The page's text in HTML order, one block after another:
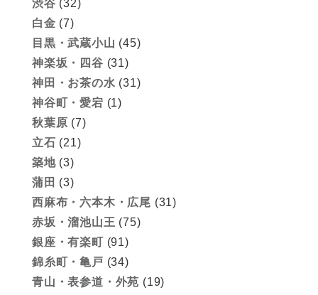
渋谷 (32)
白金 (7)
目黒・武蔵小山 (45)
神楽坂・四谷 (31)
神田・お茶の水 (31)
神谷町・愛宕 (1)
秋葉原 (7)
立石 (21)
築地(3)
蒲田 (3)
西麻布・六本木・広尾 (31)
赤坂・溜池山王 (75)
銀座・有楽町 (91)
錦糸町・亀戸 (34)
青山・表参道・外苑 (19)